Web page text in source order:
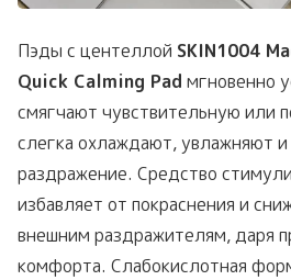
Пэды с центеллой SKIN1004
Quick Calming Pad мгновенно
смягчают чувствительную или
слегка охлаждают, увлажняют
раздражение. Средство
избавляет от покраснения и
внешним раздражителям, даря
комфорта. Слабокислотная